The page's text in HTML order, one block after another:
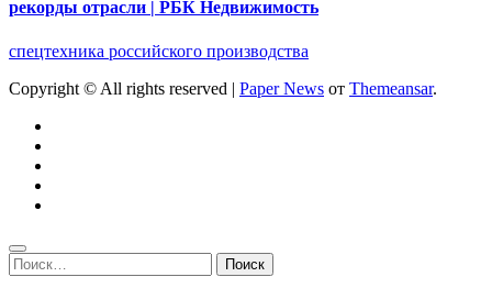
рекорды отрасли | РБК Недвижимость
спецтехника российского производства
Copyright © All rights reserved | Paper News от Themeansar.
Найти: